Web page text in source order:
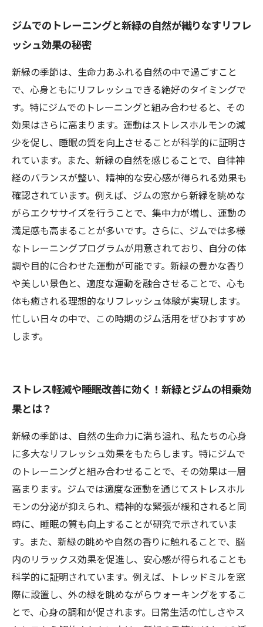
ジムでのトレーニングと新緑の自然が織りなすリフレ
ッシュ効果の秘密
新緑の季節は、生命力あふれる自然の中で過ごすこと
で、心身ともにリフレッシュできる絶好のタイミングで
す。特にジムでのトレーニングと組み合わせると、その
効果はさらに高まります。運動はストレスホルモンの減
少を促し、睡眠の質を向上させることが科学的に証明さ
れています。また、新緑の自然を感じることで、自律神
経のバランスが整い、精神的な安心感が得られる効果も
確認されています。例えば、ジムの窓から新緑を眺めな
がらエクササイズを行うことで、集中力が増し、運動の
満足感も高まることが多いです。さらに、ジムでは多様
なトレーニングプログラムが用意されており、自分の体
調や目的に合わせた運動が可能です。新緑の豊かな香り
や美しい景色と、適度な運動を融合させることで、心も
体も癒される理想的なリフレッシュ体験が実現します。
忙しい日々の中で、この時期のジム活用をぜひおすすめ
します。
ストレス軽減や睡眠改善に効く！新緑とジムの相乗効
果とは？
新緑の季節は、自然の生命力に満ち溢れ、私たちの心身
に多大なリフレッシュ効果をもたらします。特にジムで
のトレーニングと組み合わせることで、その効果は一層
高まります。ジムでは適度な運動を通じてストレスホル
モンの分泌が抑えられ、精神的な緊張が緩和されると同
時に、睡眠の質も向上することが研究で示されていま
す。また、新緑の眺めや自然の香りに触れることで、脳
内のリラックス効果を促進し、安心感が得られることも
科学的に証明されています。例えば、トレッドミルを窓
際に設置し、外の緑を眺めながらウォーキングをするこ
とで、心身の調和が促されます。日常生活の忙しさやス